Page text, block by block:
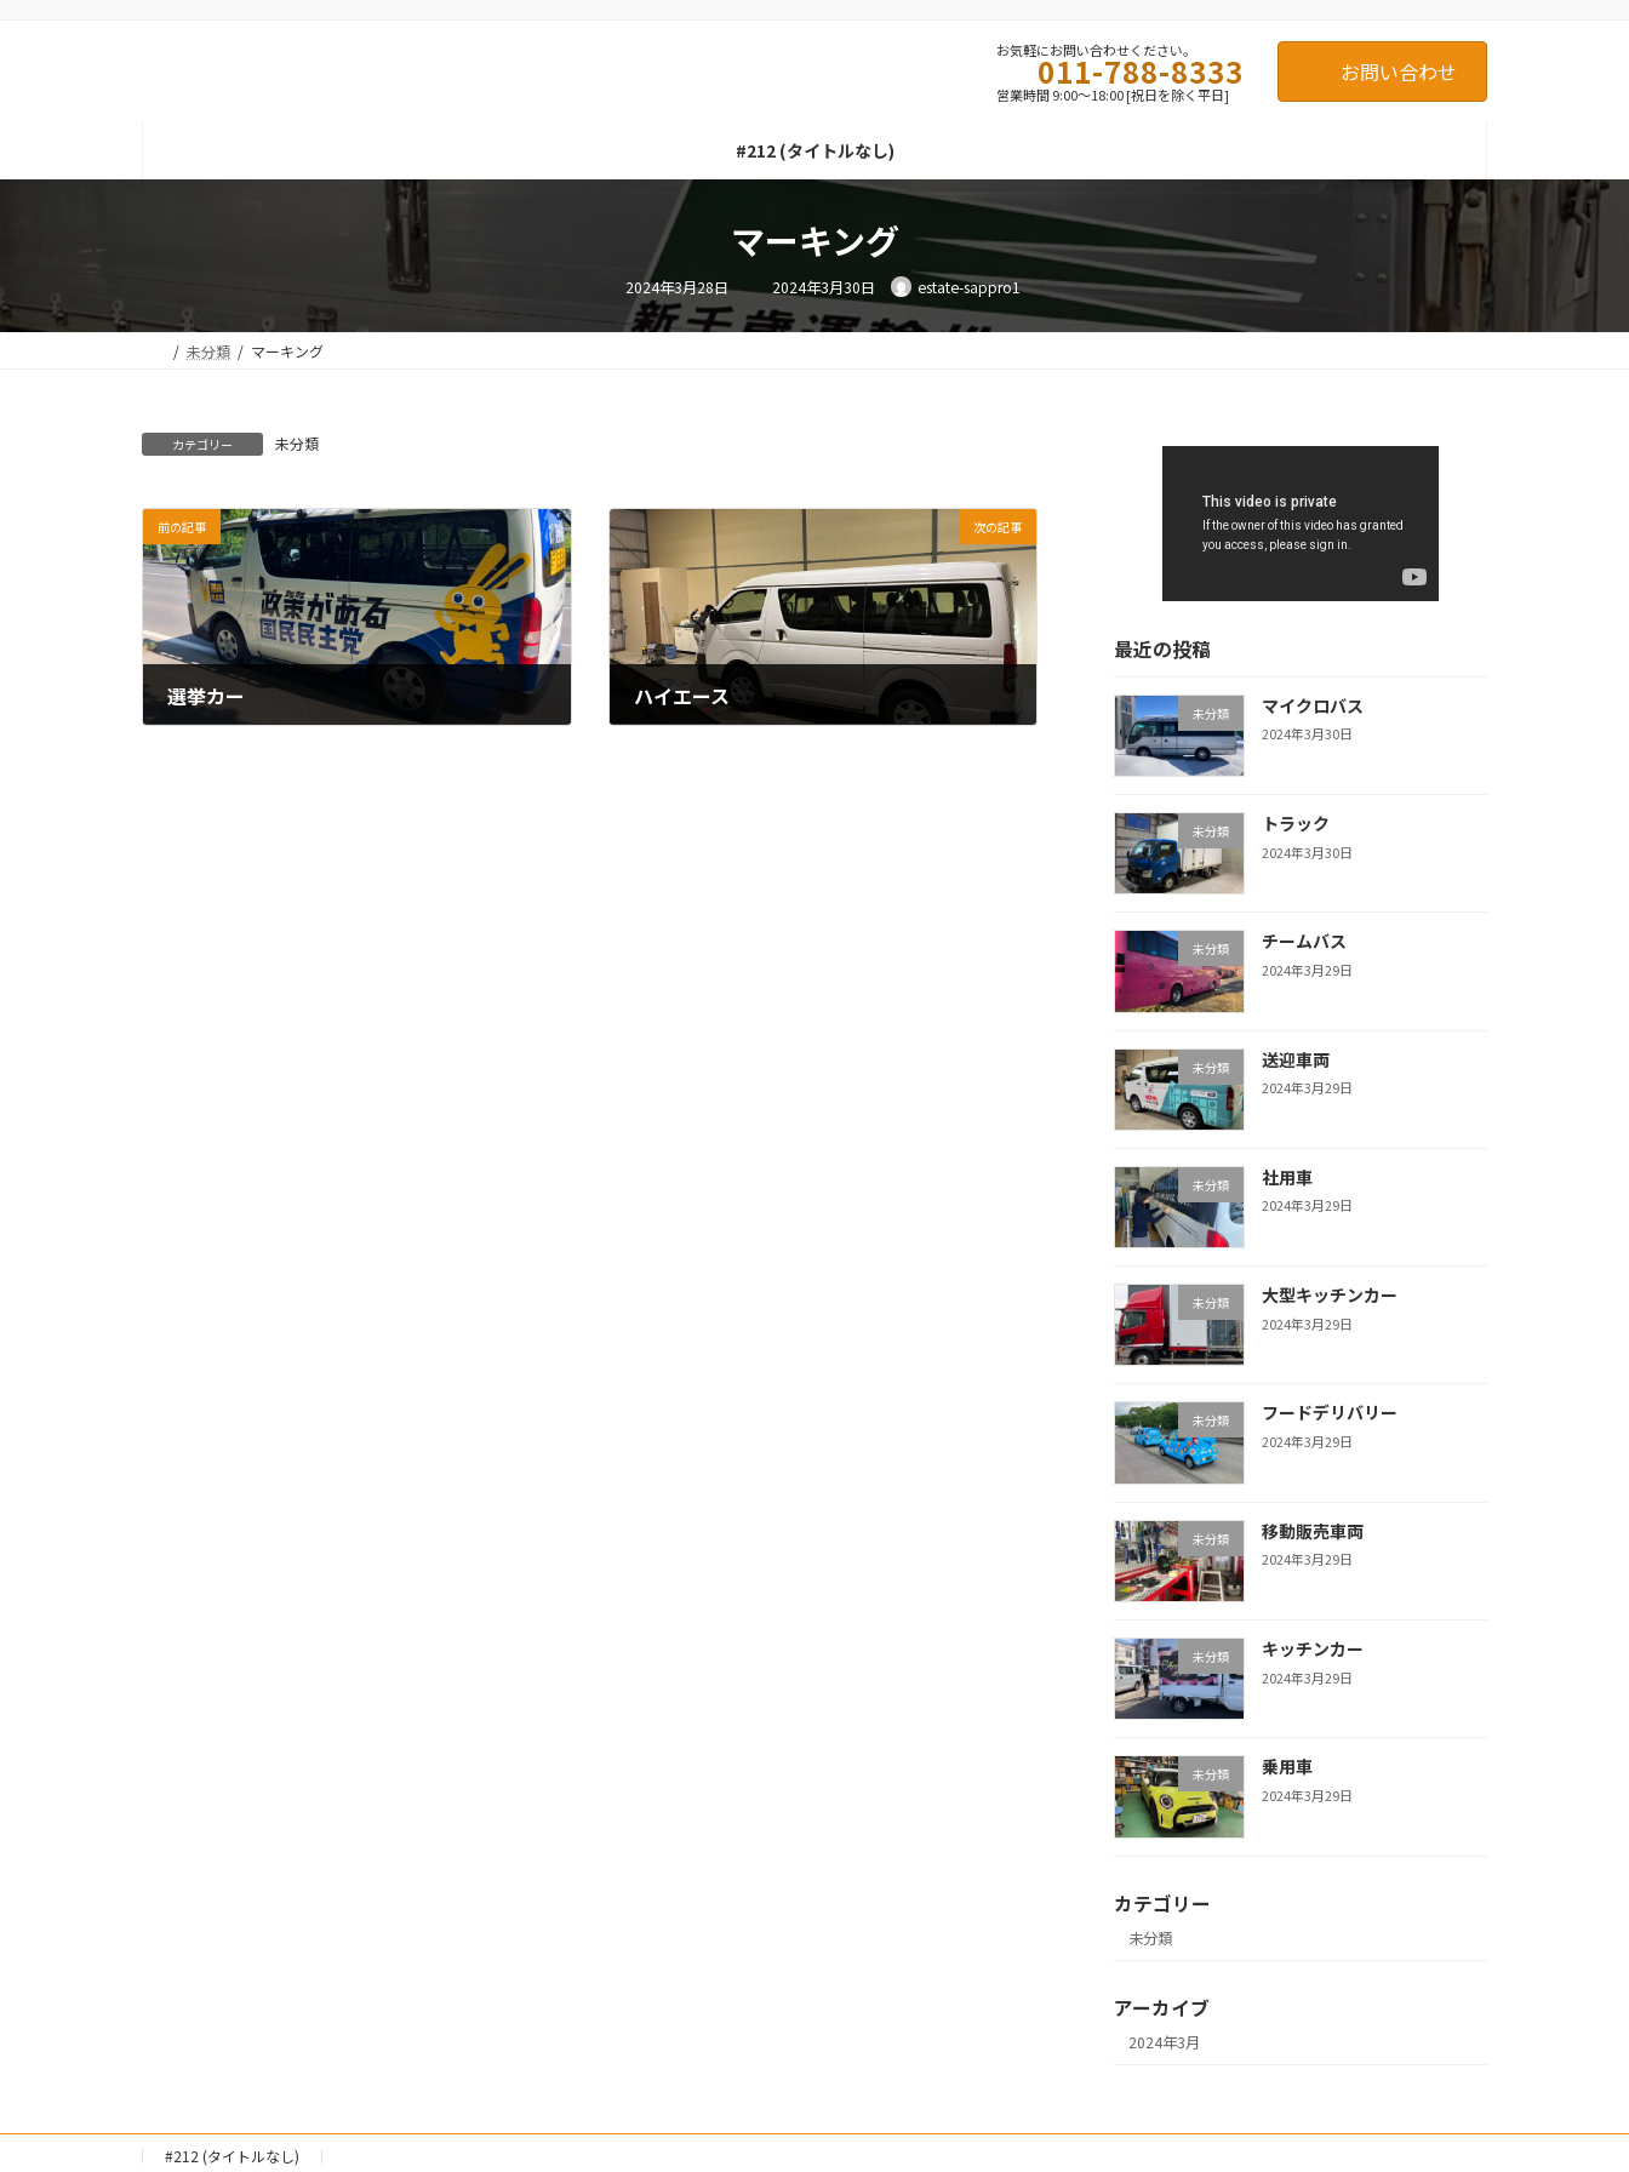
キ
に
お気軽にお問い合わせください。
011-788-8333
営業時間 9:00～18:00 [祝日を除く平日]
お問い合わせ
#212 (タイトルなし)
マーキング
2024年3月28日 最
終
更
新
日
2024年3月30日 estate-sappro1
未分類 マーキング
カテゴリー 未分類
前の記事
選挙カー
次の記事
ハイエース
最近の投稿
未分類 マイクロバス
2024年3月30日
未分類 トラック
2024年3月30日
未分類 チームバス
2024年3月29日
未分類 送迎車両
2024年3月29日
未分類 社用車
2024年3月29日
未分類 大型キッチンカー
2024年3月29日
未分類 フードデリバリー
2024年3月29日
未分類 移動販売車両
2024年3月29日
未分類 キッチンカー
2024年3月29日
未分類 乗用車
2024年3月29日
カテゴリー
未分類
アーカイブ
2024年3月
#212 (タイトルなし)